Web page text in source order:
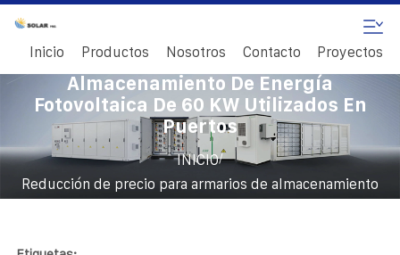
Inicio Productos Nosotros Contacto Proyectos
Reducción De Precio Para Armarios De
Almacenamiento De Energía
Fotovoltaica De 60 KW Utilizados En
Puertos
INICIO/
Reducción de precio para armarios de almacenamiento